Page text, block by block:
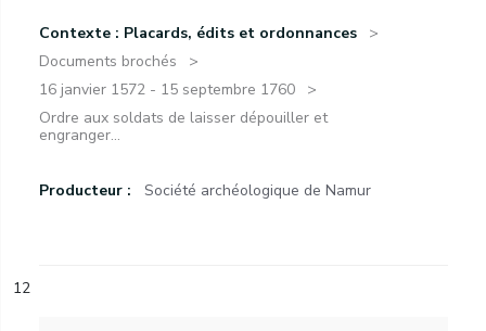
Contexte : Placards, édits et ordonnances
Documents brochés
16 janvier 1572 - 15 septembre 1760
Ordre aux soldats de laisser dépouiller et
engranger...
Producteur : Société archéologique de Namur
12